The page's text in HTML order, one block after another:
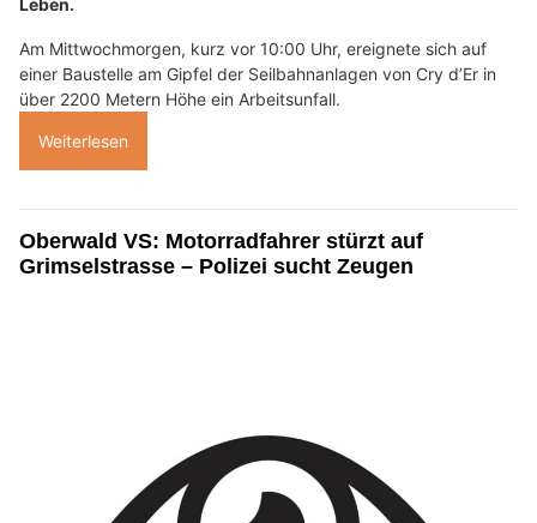
Leben.
Am Mittwochmorgen, kurz vor 10:00 Uhr, ereignete sich auf
einer Baustelle am Gipfel der Seilbahnanlagen von Cry d’Er in
über 2200 Metern Höhe ein Arbeitsunfall.
Weiterlesen
Oberwald VS: Motorradfahrer stürzt auf
Grimselstrasse – Polizei sucht Zeugen